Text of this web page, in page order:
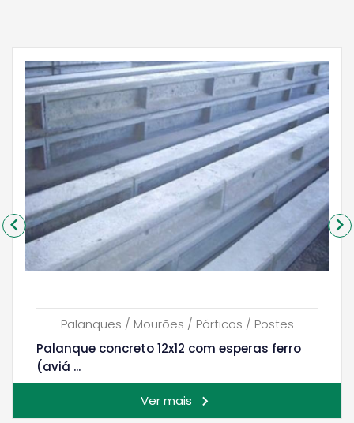
Palanques / Mourões / Pórticos / Postes
Palanque concreto 12x12 com esperas ferro
(aviá ...
Ver mais